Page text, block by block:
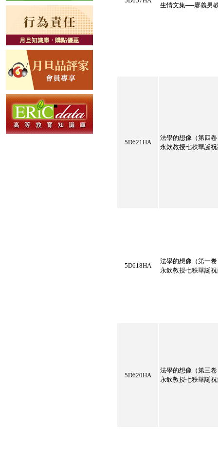
生情文集──廖義男
5D621HA
法學的想像（第四
永欽教授七秩華誕
5D618HA
法學的想像（第一
永欽教授七秩華誕
5D620HA
法學的想像（第三
永欽教授七秩華誕